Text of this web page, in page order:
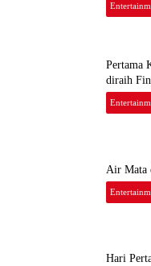
Pertama
diraih
Air Mata
Hari